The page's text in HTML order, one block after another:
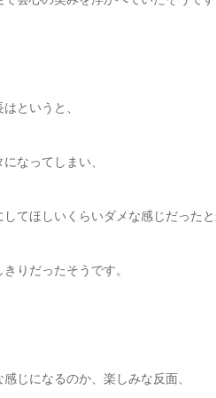
というと、
なってしまい、
してほしいくらいダメな感じだった
りだったそうです。
じになるのか、楽しみな反面、